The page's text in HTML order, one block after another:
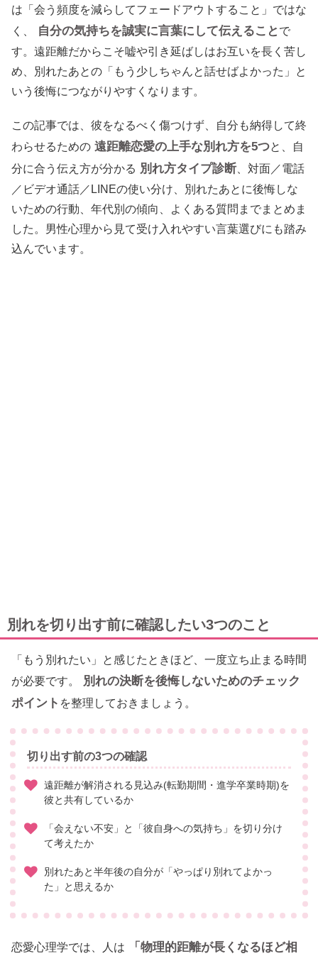
は「会う頻度を減らしてフェードアウトすること」ではな
く、
自分の気持ちを誠実に言葉にして伝えること で
す。遠距離だからこそ嘘や引き延ばしはお互いを長く苦し
め、別れたあとの「もう少しちゃんと話せばよかった」と
いう後悔につながりやすくなります。
この記事では、彼をなるべく傷つけず、自分も納得して終
わらせるための 遠距離恋愛の上手な別れ方を5つと、自
分に合う伝え方が分かる 別れ方タイプ診断、対面／電話
／ビデオ通話／LINEの使い分け、別れたあとに後悔しな
いための行動、年代別の傾向、よくある質問までまとめま
した。男性心理から見て受け入れやすい言葉選びにも踏み
込んでいます。
別れを切り出す前に確認したい3つのこと
「もう別れたい」と感じたときほど、一度立ち止まる時間
が必要です。
別れの決断を後悔しないためのチェック
ポイント を整理しておきましょう。
切り出す前の3つの確認
遠距離が解消される見込み(転勤期間・進学卒業時期)を
彼と共有しているか
「会えない不安」と「彼自身への気持ち」を切り分け
て考えたか
別れたあと半年後の自分が「やっぱり別れてよかっ
た」と思えるか
恋愛心理学では、人は
「物理的距離が長くなるほど相